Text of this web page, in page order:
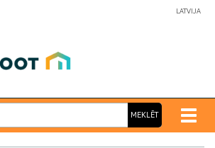
LATVIJA
MEKLĒT
Toggle